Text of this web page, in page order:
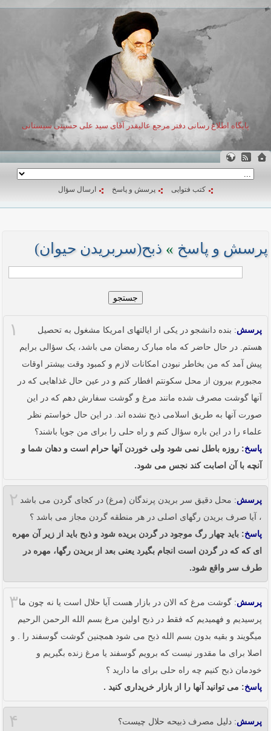
پایگاه اطلاع رسانی دفتر مرجع عالیقدر آقای سید علی حسینی سیستانی
کتب فتوایی پرسش و پاسخ ارسال سؤال
پرسش و پاسخ » ذبح(سر‌بریدن حیوان)
جستجو
۱ پرسش: بنده دانشجو در یکی از ایالتهای امریکا مشغول به تحصیل
هستم. در حال حاضر که ماه مبارک رمضان می باشد، یک سؤالی برایم
پیش آمد که من بخاطر نبودن امکانات لازم و کمبود وقت بیشتر اوقات
مجبورم بیرون از محل سکونتم افطار کنم و در عین حال غذاهایی که در
آنها گوشت مصرف شده مانند مرغ و گوشت سفارش دهم که در این
صورت آنها به طریق اسلامی ذبح نشده اند. در این حال خواستم نظر
علماء را در این باره سؤال کنم و راه حلی را برای من جویا باشند؟
پاسخ: روزه باطل نمی شود ولی خوردن آنها حرام است و دهان شما و
آنچه با آن اصابت کند نجس می شود.
۲ پرسش: محل دقیق سر بریدن پرندگان (مرغ) در کجای گردن می باشد
، آیا صرف بریدن رگهای اصلی در هر منطقه گردن مجاز می باشد ؟
پاسخ: باید چهار رگ موجود در گردن بریده شود و ذبح باید از زیر آن مهره
ای که که در گردن است انجام بگیرد یعنی بعد از بریدن رگها، مهره در
طرف سر واقع شود.
۳ پرسش: گوشت مرغ که الان در بازار هست آیا حلال است یا نه چون ما
پرسیدیم و فهمیدیم که فقط در ذبح اولین مرغ بسم الله الرحمن الرحیم
میگویند و بقیه بدون بسم الله ذبح می شود همچنین گوشت گوسفند را . و
اصلا برای ما مقدور نیست که برویم گوسفند یا مرغ زنده بگیریم و
خودمان ذبح کنیم چه راه حلی برای ما دارید ؟
پاسخ: می توانید آنها را از بازار خریداری کنید .
۴ پرسش: دلیل مصرف ذبیحه حلال چیست؟